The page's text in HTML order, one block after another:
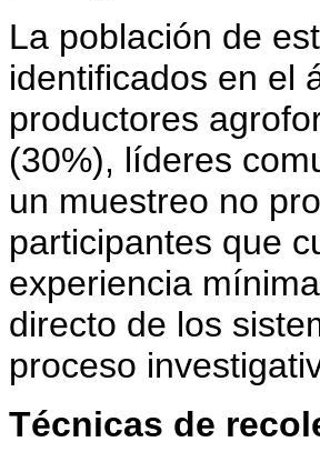
La población de
identificados en el
productores
(30%), líderes
un muestreo no
participantes que
experiencia
directo de los
proceso
Técnicas de